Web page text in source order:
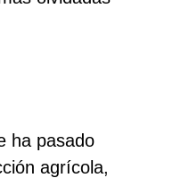
ha pasado
agrícola,